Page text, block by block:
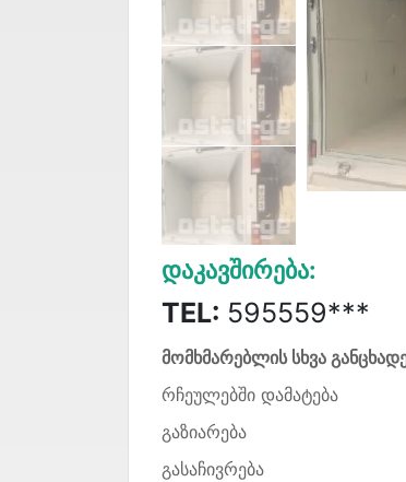
Დაკავშირება:
TEL: 595559***
მომხმარებლის სხვა
რჩეულებში დამატება
გაზიარება
გასაჩივრება